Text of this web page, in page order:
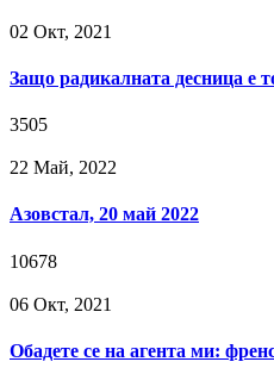
02 Окт, 2021
Защо радикалната десница е
3505
22 Май, 2022
Азовстал, 20 май 2022
10678
06 Окт, 2021
Обадете се на агента ми: